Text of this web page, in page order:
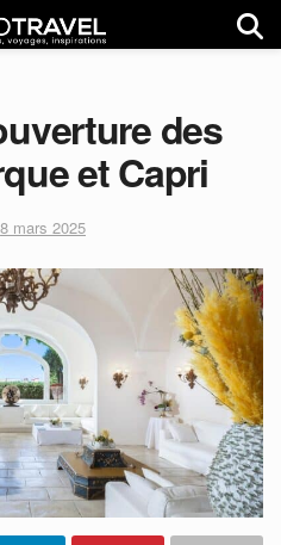
des
et Capri
8 mars 2025